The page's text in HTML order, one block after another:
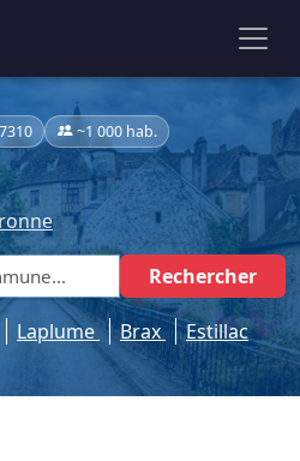
~1 000 hab.
Rechercher
Laplume Brax Estillac